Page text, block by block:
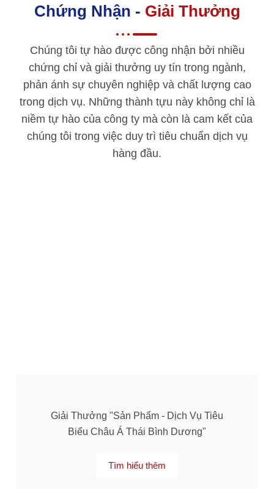
Chứng Nhận - Giải Thưởng
Chúng tôi tự hào được công nhận bởi nhiều
chứng chỉ và giải thưởng uy tín trong ngành,
phản ánh sự chuyên nghiệp và chất lượng cao
trong dịch vụ. Những thành tựu này không chỉ là
niềm tự hào của công ty mà còn là cam kết của
chúng tôi trong việc duy trì tiêu chuẩn dịch vụ
hàng đầu.
Giải Thưởng "Sản Phẩm - Dịch Vụ Tiêu
Biểu Châu Á Thái Bình Dương"
Tìm hiểu thêm